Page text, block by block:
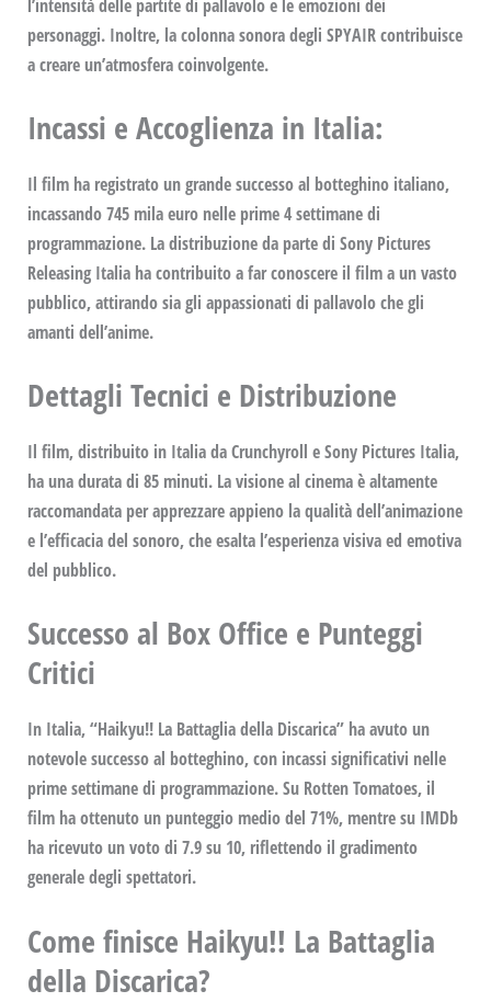
personaggi. Inoltre, la colonna sonora degliSPYAIRcontribuisce
a creare un’atmosfera coinvolgente.
Incassi e Accoglienza in Italia:
Il film ha registrato un grande successo al botteghino italiano,
incassando 745 mila euro nelle prime 4 settimane di
programmazione. La distribuzione da parte diSony Pictures
Releasing Italia ha contribuito a far conoscere il film a un vasto
pubblico, attirando sia gli appassionati di pallavolo che gli
amanti dell’anime.
Dettagli Tecnici e Distribuzione
Il film, distribuito in Italia daCrunchyroll eSony Pictures Italia,
ha una durata di 85 minuti. La visione al cinema è altamente
raccomandata per apprezzare appieno la qualità dell’animazione
e l’efficacia del sonoro, che esalta l’esperienza visiva ed emotiva
del pubblico.
Successo al Box Office e Punteggi
Critici
In Italia, “Haikyu!! La Battaglia della Discarica” ha avuto un
notevole successo al botteghino, con incassi significativi nelle
prime settimane di programmazione. Su Rotten Tomatoes, il
film ha ottenuto un punteggio medio del 71%, mentre su IMDb
ha ricevuto un voto di 7.9 su 10, riflettendo il gradimento
generale degli spettatori.
Come finisce Haikyu!! La Battaglia
della Discarica?